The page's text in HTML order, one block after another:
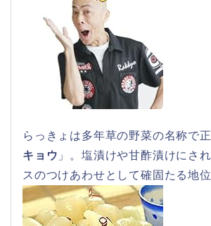
らっきょは多年草の野菜の名称で正
キョウ 」。塩漬けや甘酢漬けにさ
スのつけあわせとして確固たる地